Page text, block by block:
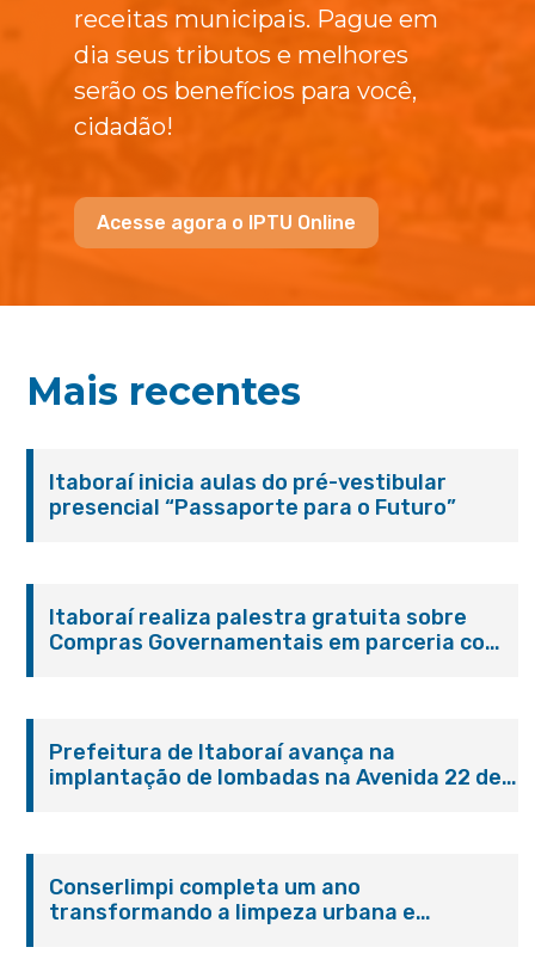
receitas municipais. Pague em
dia seus tributos e melhores
serão os benefícios para você,
cidadão!
Acesse agora o IPTU Online
Mais recentes
Itaboraí inicia aulas do pré-vestibular
presencial “Passaporte para o Futuro”
Itaboraí realiza palestra gratuita sobre
Compras Governamentais em parceria com
Prefeitura de Itaboraí avança na
implantação de lombadas na Avenida 22 de
Conserlimpi completa um ano
transformando a limpeza urbana e